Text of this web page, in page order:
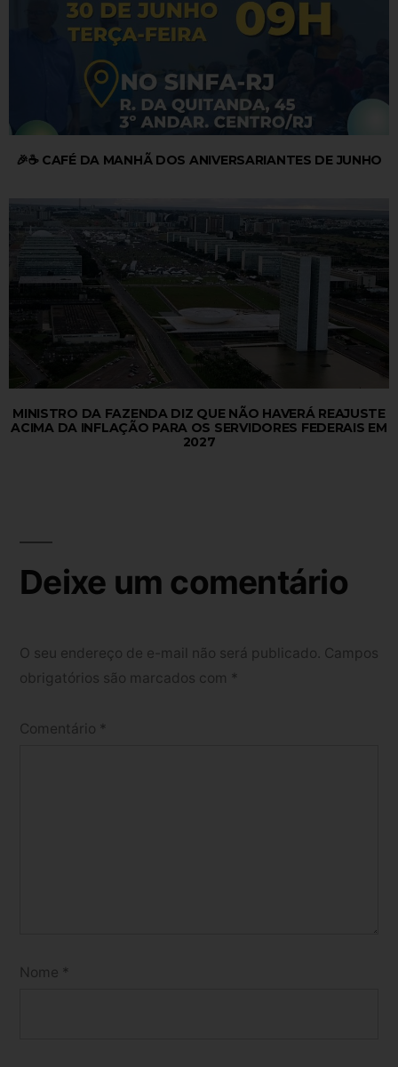
🎉☕ CAFÉ DA MANHÃ DOS ANIVERSARIANTES DE JUNHO
MINISTRO DA FAZENDA DIZ QUE NÃO HAVERÁ REAJUSTE
ACIMA DA INFLAÇÃO PARA OS SERVIDORES FEDERAIS EM
2027
Deixe um comentário
O seu endereço de e-mail não será publicado. Campos
obrigatórios são marcados com *
Comentário *
Nome *